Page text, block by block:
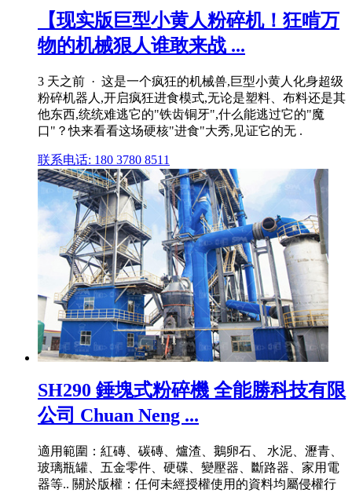
【现实版巨型小黄人粉碎机！狂啃万
物的机械狠人谁敢来战 ...
3 天之前 · 这是一个疯狂的机械兽,巨型小黄人化身超级
粉碎机器人,开启疯狂进食模式,无论是塑料、布料还是其
他东西,统统难逃它的"铁齿铜牙",什么能逃过它的"魔
口"？快来看看这场硬核"进食"大秀,见证它的无 .
联系电话: 180 3780 8511
SH290 錘塊式粉碎機 全能勝科技有限
公司 Chuan Neng ...
適用範圍：紅磚、碳磚、爐渣、鵝卵石、 水泥、瀝青、
玻璃瓶罐、五金零件、硬碟、變壓器、斷路器、家用電
器等.. 關於版權：任何未經授權使用的資料均屬侵權行